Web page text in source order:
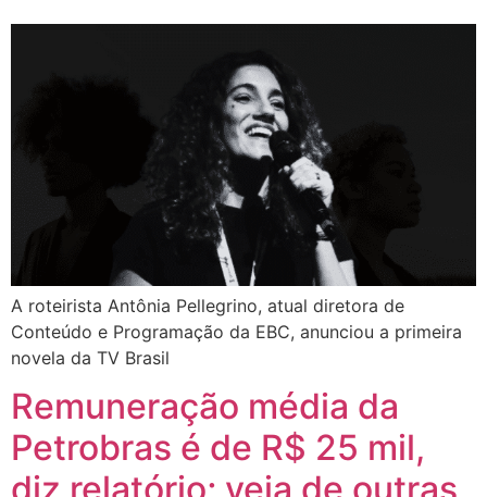
A roteirista Antônia Pellegrino, atual diretora de
Conteúdo e Programação da EBC, anunciou a primeira
novela da TV Brasil
Remuneração média da
Petrobras é de R$ 25 mil,